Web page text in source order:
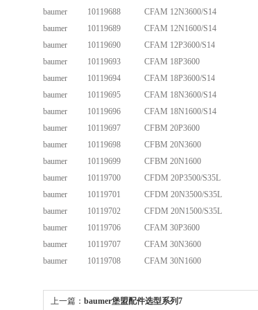
baumer 10119688
CFAM 12N3600/S14
baumer
10119689
CFAM 12N1600/S14
baumer
10119690
CFAM 12P3600/S14
baumer
10119693
CFAM 18P3600
baumer
10119694
CFAM 18P3600/S14
baumer
10119695
CFAM 18N3600/S14
baumer
10119696
CFAM 18N1600/S14
baumer
10119697
CFBM 20P3600
baumer
10119698
CFBM 20N3600
baumer
10119699
CFBM 20N1600
baumer
10119700
CFDM 20P3500/S35L
baumer
10119701
CFDM 20N3500/S35L
baumer
10119702
CFDM 20N1500/S35L
baumer
10119706
CFAM 30P3600
baumer
10119707
CFAM 30N3600
baumer
10119708 CFAM 30N1600
上一篇： baumer堡盟配件选型系列7